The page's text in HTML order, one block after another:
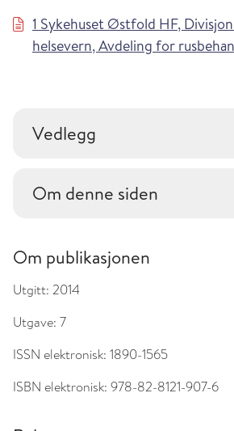
1 Sykehuset Østfold HF,
helsevern, Avdeling for
Vedlegg
Om denne siden
Om publikasjonen
Utgitt: 2014
Utgave: 7
ISSN elektronisk: 1890-1565
ISBN elektronisk: 978-82-8121-907-6